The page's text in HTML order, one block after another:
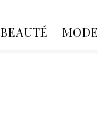
BEAUTÉ MODE